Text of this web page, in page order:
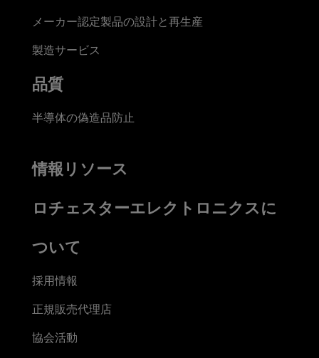
メーカー認定製品の設計と再生産
製造サービス
品質
半導体の偽造品防止
情報リソース
ロチェスターエレクトロニクスに
ついて
採用情報
正規販売代理店
協会活動